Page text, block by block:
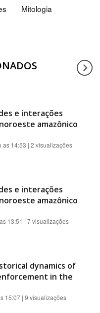
Mitologia
e interações
amazônico
as 14:53 | 2 visualizações
e interações
amazônico
13:51 | 7 visualizações
dynamics of
in the
15:07 | 9 visualizações